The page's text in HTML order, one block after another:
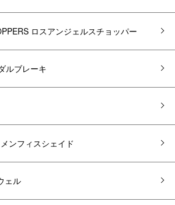
ロスアンジェルスチョッパー
ルブレーキ
ンフィスシェイド
ェル